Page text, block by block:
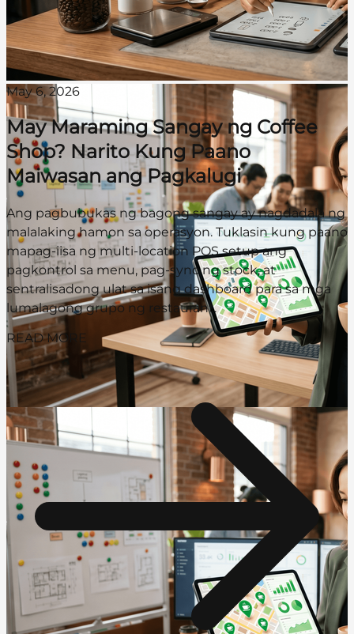
May 6, 2026
May Maraming Sangay ng Coffee
Shop? Narito Kung Paano
Maiwasan ang Pagkalugi
Ang pagbubukas ng bagong sangay ay nagdadala ng
malalaking hamon sa operasyon. Tuklasin kung paano
mapag-iisa ng multi-location POS setup ang
pagkontrol sa menu, pag-sync ng stock, at
sentralisadong ulat sa isang dashboard para sa mga
lumalagong grupo ng restaurant.
READ MORE